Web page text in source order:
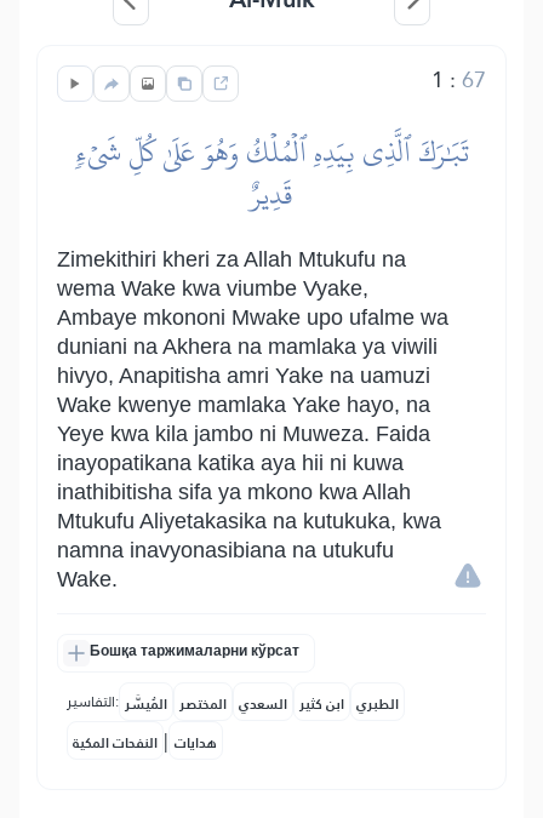
1 :67
تَبَٰرَكَ ٱلَّذِي بِيَدِهِ ٱلۡمُلۡكُ وَهُوَ عَلَىٰ كُلِّ شَيۡءٖ
قَدِيرٌ
Zimekithiri kheri za Allah Mtukufu na
wema Wake kwa viumbe Vyake,
Ambaye mkononi Mwake upo ufalme wa
duniani na Akhera na mamlaka ya viwili
hivyo, Anapitisha amri Yake na uamuzi
Wake kwenye mamlaka Yake hayo, na
Yeye kwa kila jambo ni Muweza. Faida
inayopatikana katika aya hii ni kuwa
inathibitisha sifa ya mkono kwa Allah
Mtukufu Aliyetakasika na kutukuka, kwa
namna inavyonasibiana na utukufu
Wake.
Бошқа таржималарни кўрсат
التفاسير: المُيسَّر المختصر السعدي ابن كثير الطبري
النفحات المكية | هدايات